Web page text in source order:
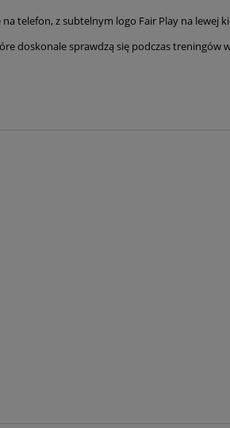
telefon, z subtelnym logo Fair Play na lewej
doskonale sprawdzą się podczas treningów